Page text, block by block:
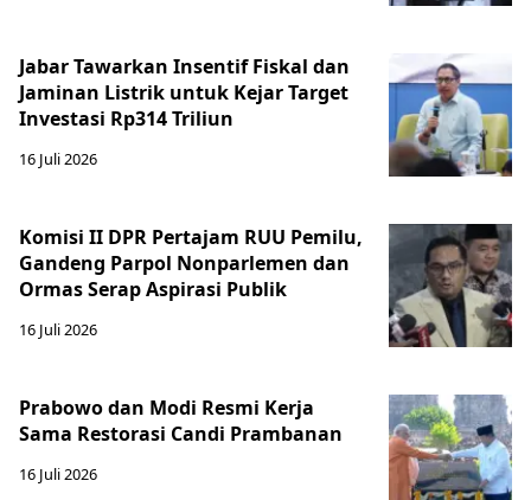
Jabar Tawarkan Insentif Fiskal dan
Jaminan Listrik untuk Kejar Target
Investasi Rp314 Triliun
16 Juli 2026
Komisi II DPR Pertajam RUU Pemilu,
Gandeng Parpol Nonparlemen dan
Ormas Serap Aspirasi Publik
16 Juli 2026
Prabowo dan Modi Resmi Kerja
Sama Restorasi Candi Prambanan
16 Juli 2026